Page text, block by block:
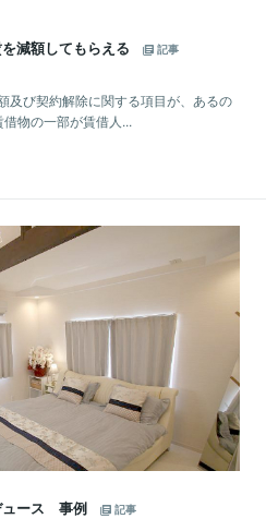
減額してもらえる
記事
及び契約解除に関する項目が、あるの
物の一部が賃借人...
ュース 事例
記事